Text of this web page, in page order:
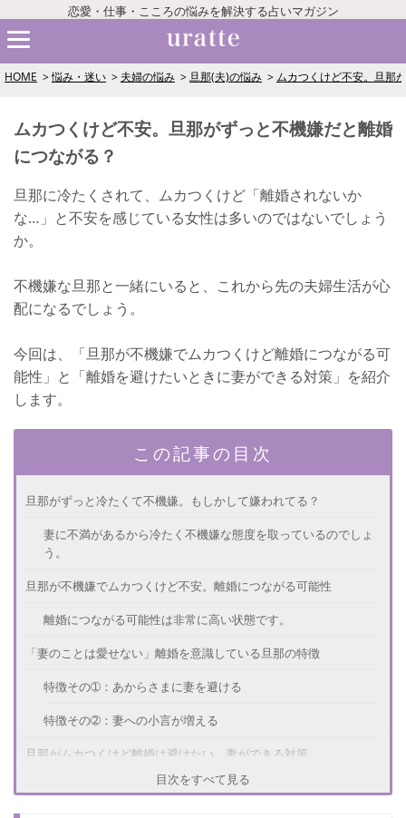
恋愛・仕事・こころの悩みを解決する占いマガジン
HOME 悩み・迷い 夫婦の悩み 旦那(夫)の悩み ムカつくけど不安。旦那
ムカつくけど不安。旦那がずっと不機嫌だと離婚
につながる？
旦那に冷たくされて、ムカつくけど「離婚されないか
な…」と不安を感じている女性は多いのではないでしょう
か。
不機嫌な旦那と一緒にいると、これから先の夫婦生活が心
配になるでしょう。
今回は、「旦那が不機嫌でムカつくけど離婚につながる可
能性」と「離婚を避けたいときに妻ができる対策」を紹介
します。
この記事の目次
旦那がずっと冷たくて不機嫌。もしかして嫌われてる？
妻に不満があるから冷たく不機嫌な態度を取っているのでしょ
う。
旦那が不機嫌でムカつくけど不安。離婚につながる可能性
離婚につながる可能性は非常に高い状態です。
「妻のことは愛せない」離婚を意識している旦那の特徴
特徴その➀：あからさまに妻を避ける
特徴その➁：妻への小言が増える
旦那がムカつくけど離婚は避けたい。妻ができる対策
対策➀：旦那が帰りたくなる家庭をつくる
目次をすべて見る